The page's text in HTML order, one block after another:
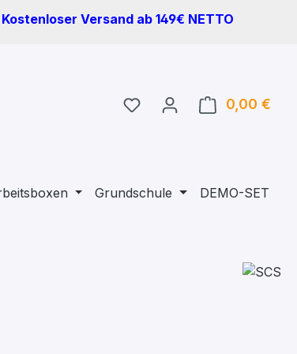
Kostenloser Versand ab 149€ NETTO
Du hast 0 Produkte auf
0,00 €
Grundschule DEMO-SET